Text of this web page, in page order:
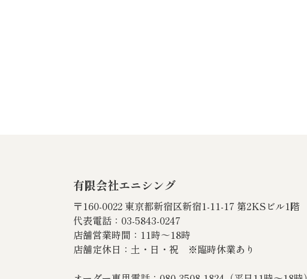
有限会社エニシング
〒160-0022 東京都新宿区新宿1-11-17 第2KSビル1階
代表電話：03-5843-0247
店舗営業時間：11時～18時
店舗定休日：土・日・祝 ※臨時休業あり